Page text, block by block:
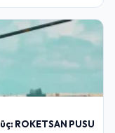
ROKETSAN PUSU